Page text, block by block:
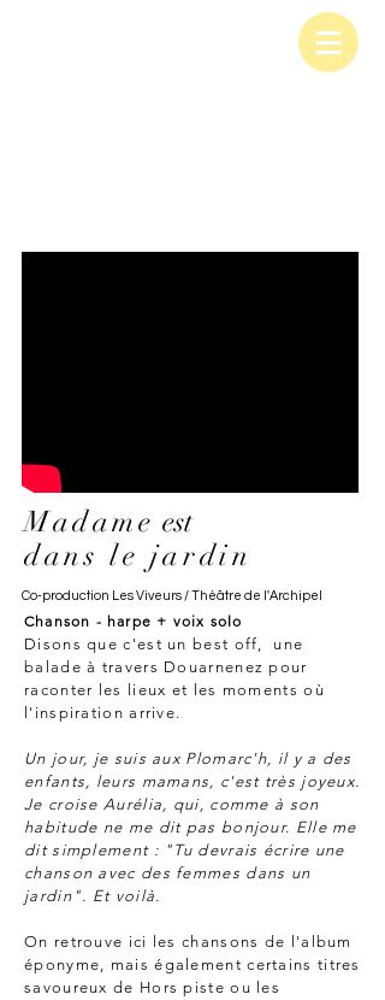
Madame est
dans le jardin
Co-production Les Viveurs / Théâtre de l'Archipel
Chanson - harpe + voix solo
Disons que c'est un best off,
une
balade à travers Douarnenez pour
raconter les lieux et les moments où
l'inspiration arrive.
Un jour, je suis aux Plomarc'h, il y a des
enfants, leurs mamans, c'est très joyeux.
Je croise Aurélia, qui, comme à son
habitude ne me dit pas bonjour. Elle me
dit simplement : "Tu devrais écrire une
chanson avec des femmes dans un
jardin". Et voilà.
On retrouve ici les chansons de l'album
éponyme, mais également certains titres
savoureux de Hors piste ou les